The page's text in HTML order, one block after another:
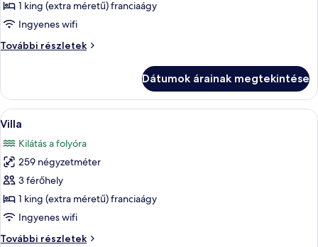
1
(extra
(Verandah)
1 king (extra méretű) franciaágy
Ingyenes wifi
További részletek
Lakosztály,
méretű)
franciaágy
(Verandah)
részletei
Dátumok árainak megtekintése
A
következő
szoba
összes
képének
megtekintése:
Villa
Egy modern épület
9
Villa
Kilátás a folyóra
259 négyzetméter
3 férőhely
1 king (extra méretű) franciaágy
Ingyenes wifi
További részletek
Villa